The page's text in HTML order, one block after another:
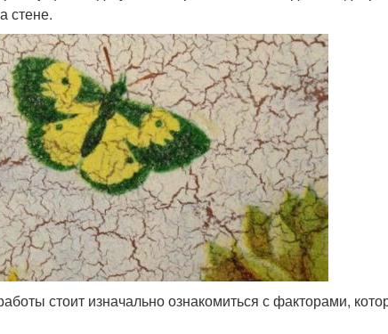
стене.
стоит изначально ознакомиться с факторами,